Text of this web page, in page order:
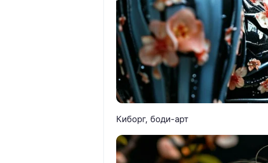
Киборг, боди-арт